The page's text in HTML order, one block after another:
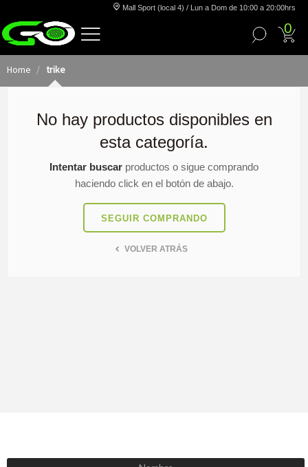
Mall Sport (local 4) / Lun a Dom de 10:00 a 20:00hrs
0
Home trike
No hay productos disponibles en
esta categoría.
Intentar buscar productos o sigue comprando
haciendo click en el botón de abajo.
SEGUIR COMPRANDO
VOLVER ATRÁS